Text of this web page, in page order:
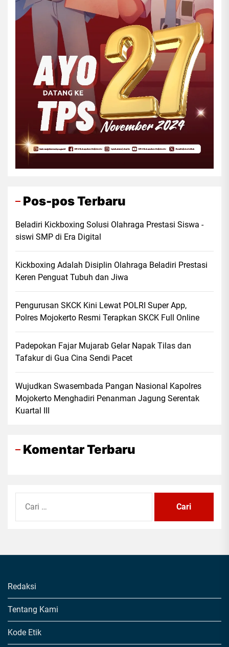
Pos-pos Terbaru
Beladiri Kickboxing Solusi Olahraga Prestasi Siswa -
siswi SMP di Era Digital
Kickboxing Adalah Disiplin Olahraga Beladiri Prestasi
Keren Penguat Tubuh dan Jiwa
Pengurusan SKCK Kini Lewat POLRI Super App,
Polres Mojokerto Resmi Terapkan SKCK Full Online
Padepokan Fajar Mujarab Gelar Napak Tilas dan
Tafakur di Gua Cina Sendi Pacet
Wujudkan Swasembada Pangan Nasional Kapolres
Mojokerto Menghadiri Penanman Jagung Serentak
Kuartal III
Komentar Terbaru
untuk:
Redaksi
Tentang Kami
Kode Etik